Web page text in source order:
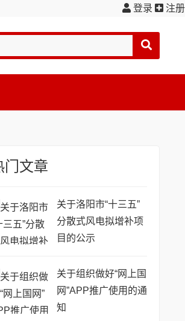
登录 注册
门文章
关于洛阳市“十三五”
分散式风电拟增补项
目的公示
关于组织做好“网上国
网”APP推广使用的通
知